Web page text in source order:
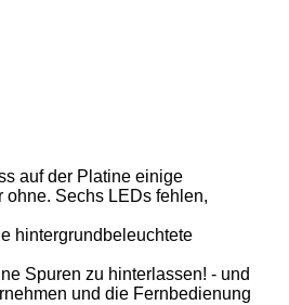
auf der Platine einige
Sechs LEDs fehlen,
hintergrundbeleuchtete
Spuren zu hinterlassen! - und
und die Fernbedienung